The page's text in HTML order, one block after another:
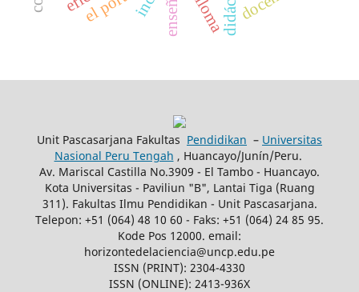
Unit Pascasarjana Fakultas Pendidikan – Universitas
Nasional Peru Tengah , Huancayo/Junín/Peru.
Av. Mariscal Castilla No.3909 - El Tambo - Huancayo.
Kota Universitas - Paviliun "B", Lantai Tiga (Ruang
311). Fakultas Ilmu Pendidikan - Unit Pascasarjana.
Telepon: +51 (064) 48 10 60 - Faks: +51 (064) 24 85 95.
Kode Pos 12000. email:
horizontedelaciencia@uncp.edu.pe
ISSN (PRINT): 2304-4330
ISSN (ONLINE): 2413-936X